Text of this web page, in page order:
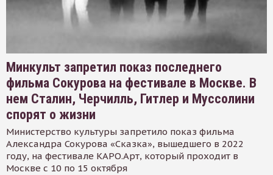
Минкульт запретил показ последнего
фильма Сокурова на фестивале в Москве. В
нем Сталин, Черчилль, Гитлер и Муссолини
спорят о жизни
Министерство культуры запретило показ фильма
Александра Сокурова «Сказка», вышедшего в 2022
году, на фестивале КАРО.Арт, который проходит в
Москве с 10 по 15 октября